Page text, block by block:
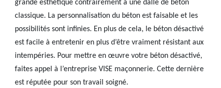
grande esthétique contrairement à une dalle de béton
classique. La personnalisation du béton est faisable et les
possibilités sont infinies. En plus de cela, le béton désactivé
est facile à entretenir en plus d’être vraiment résistant aux
intempéries. Pour mettre en œuvre votre béton désactivé,
faites appel à l’entreprise VISE maçonnerie. Cette dernière
est réputée pour son travail soigné.